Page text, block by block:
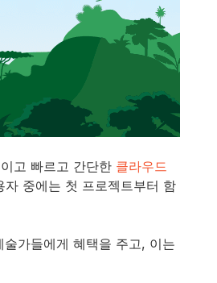
고 빠르고 간단한 클라우드
중에는 첫 프로젝트부터 함
가들에게 혜택을 주고, 이는